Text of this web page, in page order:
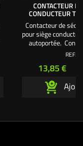
CONTACTEUR
CONDUCTEUR
Contacteur de
pour siège
autoportée.
REF:
Prix
13,85 €